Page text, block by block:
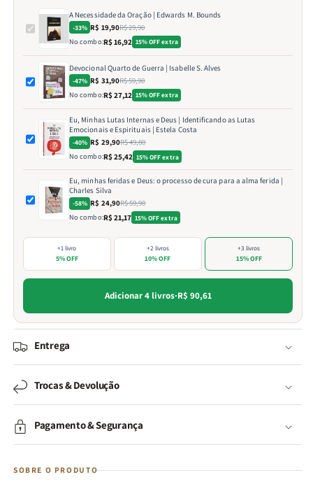
A Necessidade da Oração | Edwards M. Bounds
-33% R$ 19,90R$ 29,90
No combo:R$ 16,92 15% OFF extra
Devocional Quarto de Guerra | Isabelle S. Alves
-47% R$ 31,90R$ 59,90
No combo:R$ 27,12 15% OFF extra
Eu, Minhas Lutas Internas e Deus | Identificando as Lutas
Emocionais e Espirituais | Estela Costa
-40% R$ 29,90R$ 49,80
No combo:R$ 25,42 15% OFF extra
Eu, minhas feridas e Deus: o processo de cura para a alma ferida |
Charles Silva
-58% R$ 24,90R$ 59,90
No combo:R$ 21,17 15% OFF extra
+1 livro
5% OFF
+2 livros
10% OFF
+3 livros
15% OFF
Adicionar 4 livros·R$ 90,61
Entrega
Trocas & Devolução
Pagamento & Segurança
SOBRE O PRODUTO